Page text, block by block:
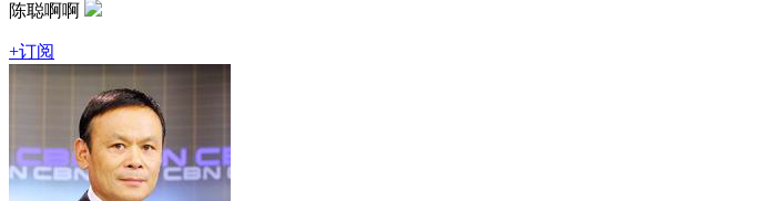
陈聪啊啊
+订阅